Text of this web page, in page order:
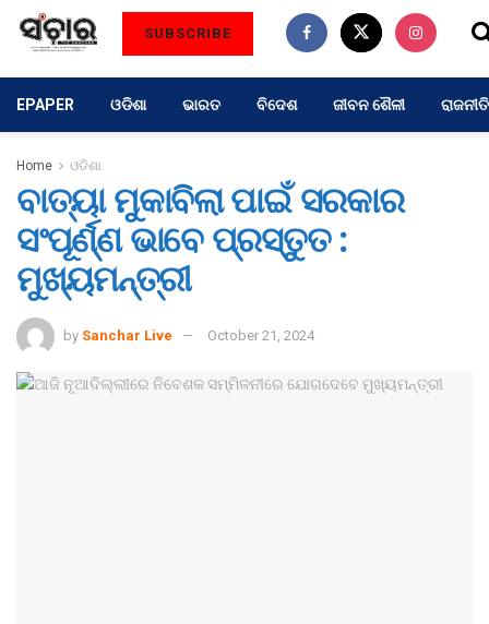
SUBSCRIBE
EPAPER ଓଡିଶା ଭାରତ ବିଦେଶ ଜୀବନ ଶୈଳୀ ରାଜନୀତି
Home ଓଡିଶା
ବାତ୍ୟା ମୁକାବିଲା ପାଇଁ ସରକାର
ସଂପୂର୍ଣ୍ଣ ଭାବେ ପ୍ରସ୍ତୁତ :
ମୁଖ୍ୟମନ୍ତ୍ରୀ
by Sanchar Live October 21, 2024